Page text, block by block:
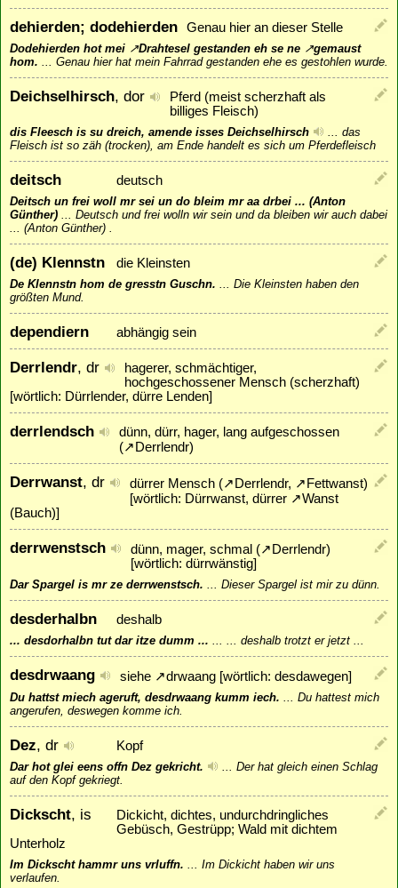
dehierden; dodehierden Genau hier an dieser Stelle
Dodehierden hot mei ↗Drahtesel gestanden eh se ne ↗gemaust
hom.
Genau hier hat mein Fahrrad gestanden ehe es gestohlen wurde.
Deichselhirsch, dor
Pferd (meist scherzhaft als
billiges Fleisch)
dis Fleesch is su dreich, amende isses Deichselhirsch
das
Fleisch ist so zäh (trocken), am Ende handelt es sich um Pferdefleisch
deitsch deutsch
Deitsch un frei woll mr sei un do bleim mr aa drbei ... (Anton
Günther)
Deutsch und frei wolln wir sein und da bleiben wir auch dabei
... (Anton Günther) .
(de) Klennstn die Kleinsten
De Klennstn hom de gresstn Guschn.
Die Kleinsten haben den
größten Mund.
dependiern abhängig sein
Derrlendr, dr
hagerer, schmächtiger,
hochgeschossener Mensch (scherzhaft)
[wörtlich: Dürrlender, dürre Lenden]
derrlendsch
dünn, dürr, hager, lang aufgeschossen
(↗ Derrlendr)
Derrwanst, dr dürrer Mensch (↗ Derrlendr, ↗ Fettwanst)
[wörtlich: Dürrwanst, dürrer ↗Wanst
(Bauch)]
derrwenstsch dünn, mager, schmal (↗ Derrlendr)
[wörtlich: dürrwänstig]
Dar Spargel is mr ze derrwenstsch. Dieser Spargel ist mir zu dünn.
desderhalbn deshalb
... desdorhalbn tut dar itze dumm ... ... deshalb trotzt er jetzt ...
desdrwaang siehe ↗drwaang [wörtlich: desdawegen]
Du hattst miech ageruft, desdrwaang kumm iech.
Du hattest mich
angerufen, deswegen komme ich.
Dez, dr Kopf
Dar hot glei eens offn Dez gekricht.
Der hat gleich einen Schlag
auf den Kopf gekriegt.
Dickscht, is
Dickicht, dichtes, undurchdringliches
Gebüsch, Gestrüpp; Wald mit dichtem
Unterholz
Im Dickscht hammr uns vrluffn.
Im Dickicht haben wir uns
verlaufen.